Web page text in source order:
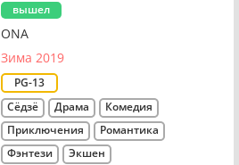
вышел
ONA
Зима 2019
PG-13
Сёдзё Драма
Комедия
Приключения
Романтика
Фэнтези
Экшен